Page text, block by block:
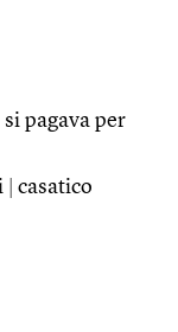
pagava per
casatico